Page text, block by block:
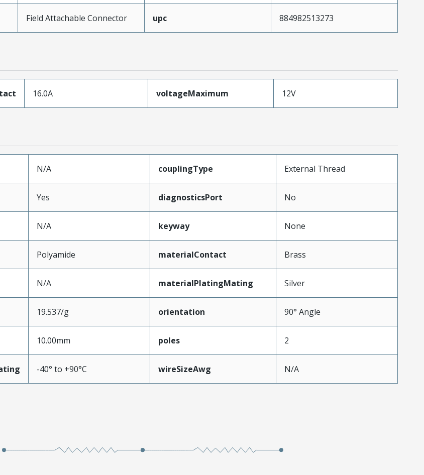
Field Attachable Connector upc 884982513273
16.0A voltageMaximum 12V
N/A couplingType External Thread
Yes diagnosticsPort No
N/A keyway None
Polyamide materialContact Brass
N/A materialPlatingMating Silver
19.537/g orientation 90° Angle
10.00mm poles 2
-40° to +90°C wireSizeAwg N/A